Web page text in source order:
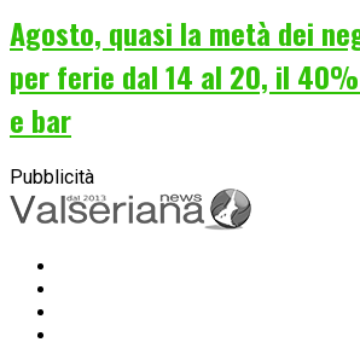
Agosto, quasi la metà dei
per ferie dal 14 al 20, il
e bar
Pubblicità